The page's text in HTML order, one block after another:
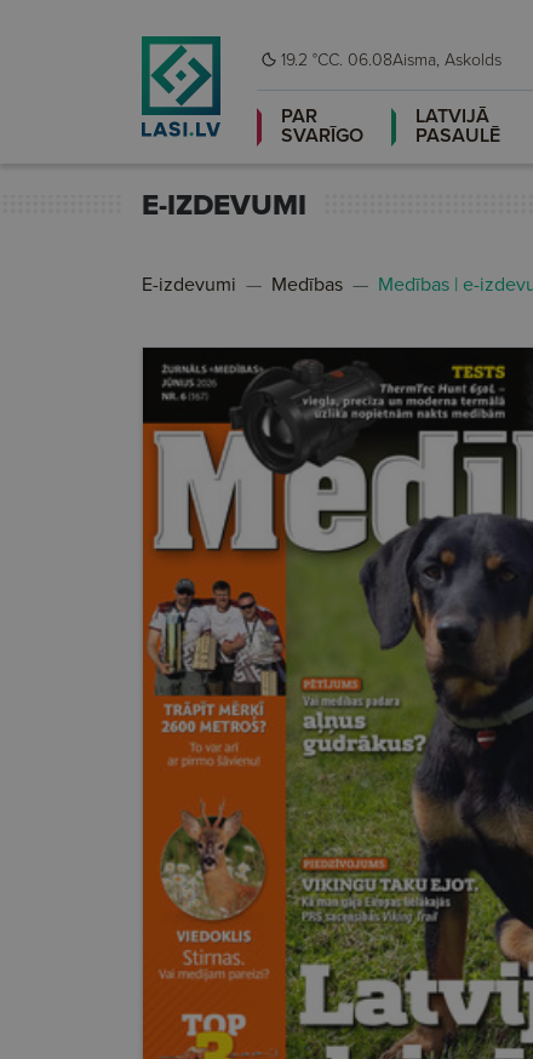
19.2 °CC. 06.08 Aisma, Askolds
PAR
SVARĪGO
LATVIJĀ
PASAULĒ
E-IZDEVUMI
E-izdevumi Medības Medības | e-